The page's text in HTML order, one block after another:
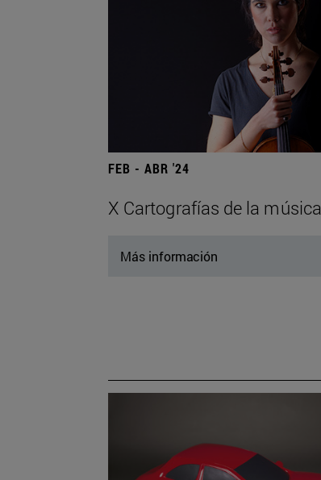
FEB - ABR '24
X Cartografías de la música
Más información